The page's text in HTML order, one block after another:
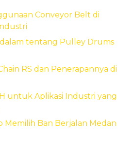
Conveyor Belt di
tentang Pulley Drums
RS dan Penerapannya di
untuk Aplikasi Industri yang
Memilih Ban Berjalan Medan